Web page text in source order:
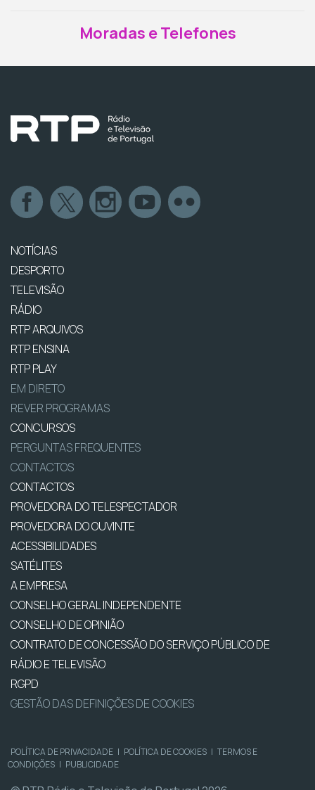
Moradas e Telefones
NOTÍCIAS
DESPORTO
TELEVISÃO
RÁDIO
RTP ARQUIVOS
RTP ENSINA
RTP PLAY
EM DIRETO
REVER PROGRAMAS
CONCURSOS
PERGUNTAS FREQUENTES
CONTACTOS
CONTACTOS
PROVEDORA DO TELESPECTADOR
PROVEDORA DO OUVINTE
ACESSIBILIDADES
SATÉLITES
A EMPRESA
CONSELHO GERAL INDEPENDENTE
CONSELHO DE OPINIÃO
CONTRATO DE CONCESSÃO DO SERVIÇO PÚBLICO DE
RÁDIO E TELEVISÃO
RGPD
GESTÃO DAS DEFINIÇÕES DE COOKIES
POLÍTICA DE PRIVACIDADE | POLÍTICA DE COOKIES | TERMOS E
CONDIÇÕES | PUBLICIDADE